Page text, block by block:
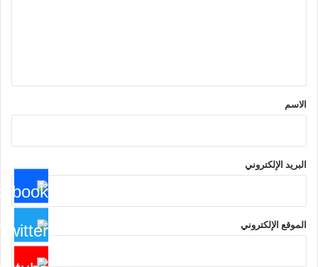
*
الاسم
البريد الإلكتروني
الموقع الإلكتروني